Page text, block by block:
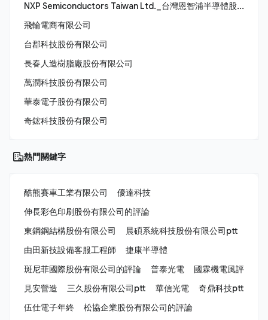
NXP Semiconductors Taiwan Ltd._台灣恩智浦半導體股份有限公司
飛輪電商有限公司
台郡科技股份有限公司
長春人造樹脂廠股份有限公司
萬潤科技股份有限公司
華泰電子股份有限公司
奇鋐科技股份有限公司
熱門關鍵字
酷熊賽車工業有限公司
優達科技
伸長彩色印刷股份有限公司的評論
東鋼鋼結構股份有限公司
晨碩系統科技股份有限公司ptt
由田新技設備客服工程師
捷康半導體
斑尼菲國際股份有限公司的評論
普泰光電
國霖機電風評
見安營造
三久股份有限公司ptt 華信光電
奇鼎科技ptt
伍仕電子年終
松協企業股份有限公司的評論